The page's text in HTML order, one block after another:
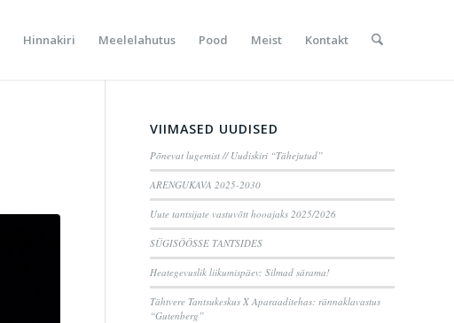
Hinnakiri Meelelahutus Pood Meist Kontakt
VIIMASED UUDISED
Põnevat lugemist // Uudiskiri “Tähejutud”
ARENGUKAVA 2025-2030
Uute tantsijate vastuvõtt hooajaks 2025/2026
SÜGISÖÖSSE TANTSIDES
Heategevuslik liikumispäev: Silmad särama!
Tähtvere Tantsukeskus X Aparaaditehas: rännaklavastus
“Gutenberg”